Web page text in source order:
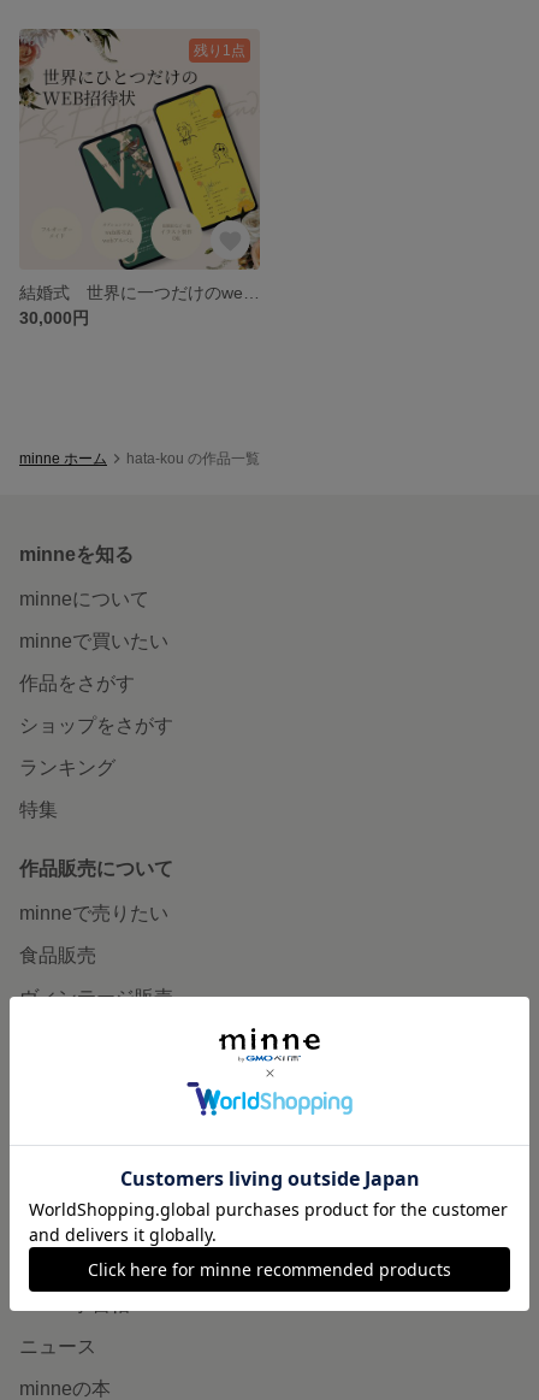
残り1点
30,000円
minne ホーム hata-kou の作品一覧
minneを知る
minneについて
minneで買いたい
作品をさがす
ショップをさがす
ランキング
特集
作品販売について
minneで売りたい
食品販売
ヴィンテージ販売
読みもの
minneとものづくりと
ニュース
minneの本